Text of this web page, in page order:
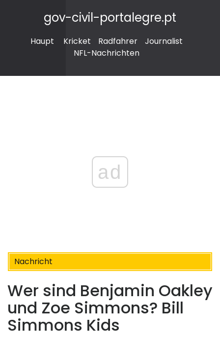
gov-civil-portalegre.pt
Haupt Kricket Radfahrer
Journalist
NFL-Nachrichten
ad
Nachricht
Wer sind Benjamin Oakley
und Zoe Simmons? Bill
Simmons Kids